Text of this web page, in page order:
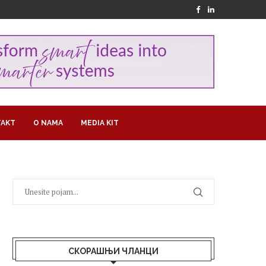
O NAMA MEDIA KIT
СКОРАШЊИ ЧЛАНЦИ